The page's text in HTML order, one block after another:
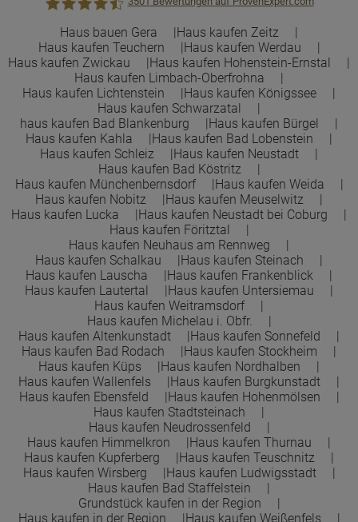
Town &Country Haus Lizenzgeber GmbH
Haus bauen Gera
Haus kaufen Zeitz
Haus kaufen Teuchern
Haus kaufen Werdau
Haus kaufen Zwickau
Haus kaufen Hohenstein-Ernstal
Haus kaufen Limbach-Oberfrohna
Haus kaufen Lichtenstein
Haus kaufen Königssee
Haus kaufen Schwarzatal
haus kaufen Bad Blankenburg
Haus kaufen Bürgel
Haus kaufen Kahla
Haus kaufen Bad Lobenstein
Haus kaufen Schleiz
Haus kaufen Neustadt
Haus kaufen Bad Köstritz
Haus kaufen Münchenbernsdorf
Haus kaufen Weida
Haus kaufen Nobitz
Haus kaufen Meuselwitz
Haus kaufen Lucka
Haus kaufen Neustadt bei Coburg
Haus kaufen Föritztal
Haus kaufen Neuhaus am Rennweg
Haus kaufen Schalkau
Haus kaufen Steinach
Haus kaufen Lauscha
Haus kaufen Frankenblick
Haus kaufen Lautertal
Haus kaufen Untersiemau
Haus kaufen Weitramsdorf
Haus kaufen Michelau i. Obfr.
Haus kaufen Altenkunstadt
Haus kaufen Sonnefeld
Haus kaufen Bad Rodach
Haus kaufen Stockheim
Haus kaufen Küps
Haus kaufen Nordhalben
Haus kaufen Wallenfels
Haus kaufen Burgkunstadt
Haus kaufen Ebensfeld
Haus kaufen Hohenmölsen
Haus kaufen Stadtsteinach
Haus kaufen Neudrossenfeld
Haus kaufen Himmelkron
Haus kaufen Thurnau
Haus kaufen Kupferberg
Haus kaufen Teuschnitz
Haus kaufen Wirsberg
Haus kaufen Ludwigsstadt
Haus kaufen Bad Staffelstein
Grundstück kaufen in der Region
Haus kaufen in der Region
Haus kaufen Weißenfels